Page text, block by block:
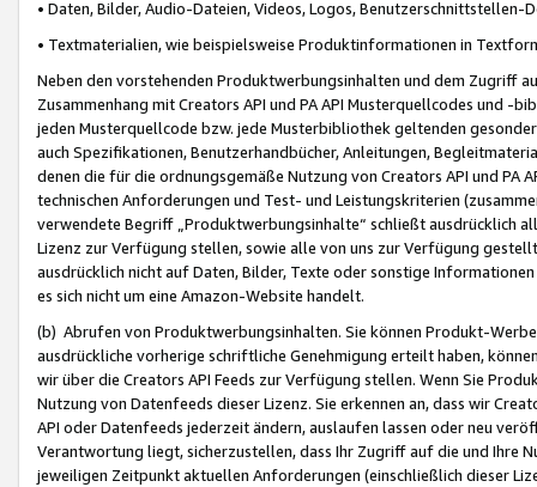
• Daten, Bilder, Audio-Dateien, Videos, Logos, Benutzerschnittstellen-
• Textmaterialien, wie beispielsweise Produktinformationen in
Neben den vorstehenden Produktwerbungsinhalten und dem Zugriff
Zusammenhang mit Creators API und PA API Musterquellcodes und
jeden Musterquellcode bzw. jede Musterbibliothek geltenden
auch Spezifikationen, Benutzerhandbücher, Anleitungen,
denen die für die ordnungsgemäße Nutzung von Creators API und PA
technischen Anforderungen und Test- und Leistungskriterien
verwendete Begriff „Produktwerbungsinhalte“ schließt ausdrücklich
Lizenz zur Verfügung stellen, sowie alle von uns zur Verfügung
ausdrücklich nicht auf Daten, Bilder, Texte oder sonstige
es sich nicht um eine Amazon-Website handelt.
(b) Abrufen von Produktwerbungsinhalten. Sie können Produkt-
ausdrückliche vorherige schriftliche Genehmigung erteilt haben,
wir über die Creators API Feeds zur Verfügung stellen. Wenn Sie
Nutzung von Datenfeeds dieser Lizenz. Sie erkennen an, dass wir
API oder Datenfeeds jederzeit ändern, auslaufen lassen oder neu
Verantwortung liegt, sicherzustellen, dass Ihr Zugriff auf die und Ihre
jeweiligen Zeitpunkt aktuellen Anforderungen (einschließlich dieser